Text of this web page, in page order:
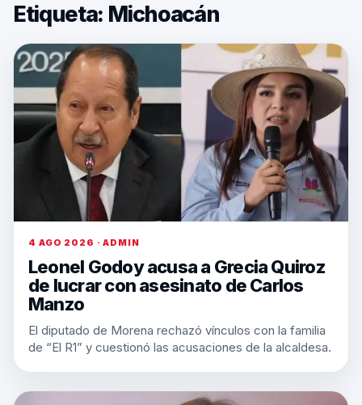
Etiqueta: Michoacán
4 AGO 2026 · ADMIN
Leonel Godoy acusa a Grecia Quiroz
de lucrar con asesinato de Carlos
Manzo
El diputado de Morena rechazó vínculos con la familia
de “El R1” y cuestionó las acusaciones de la alcaldesa.